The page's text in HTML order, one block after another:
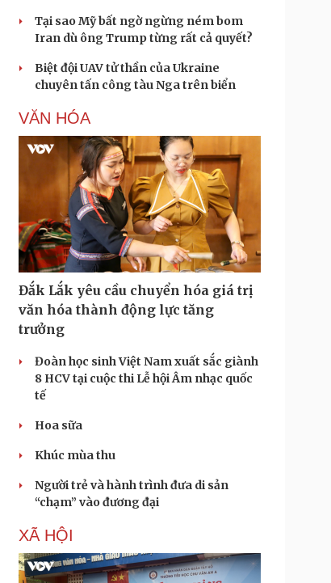
Tại sao Mỹ bất ngờ ngừng ném bom
Iran dù ông Trump từng rất cả quyết?
Biệt đội UAV tử thần của Ukraine
chuyên tấn công tàu Nga trên biển
VĂN HÓA
Đắk Lắk yêu cầu chuyển hóa giá trị
văn hóa thành động lực tăng
trưởng
Đoàn học sinh Việt Nam xuất sắc giành
8 HCV tại cuộc thi Lễ hội Âm nhạc quốc
tế
Hoa sữa
Khúc mùa thu
Người trẻ và hành trình đưa di sản
“chạm” vào đương đại
XÃ HỘI